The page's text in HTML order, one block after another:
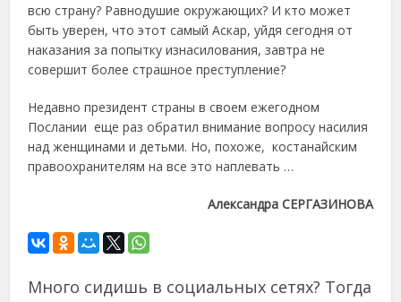
всю страну? Равнодушие окружающих? И кто может
быть уверен, что этот самый Аскар, уйдя сегодня от
наказания за попытку изнасилования, завтра не
совершит более страшное преступление?
Недавно президент страны в своем ежегодном
Послании еще раз обратил внимание вопросу насилия
над женщинами и детьми. Но, похоже, костанайским
правоохранителям на все это наплевать …
Александра СЕРГАЗИНОВА
Много сидишь в социальных сетях? Тогда